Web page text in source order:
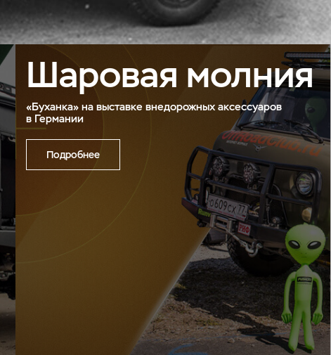
Шаровая молния
«Буханка» на выставке внедорожных аксессуаров
в Германии
Подробнее